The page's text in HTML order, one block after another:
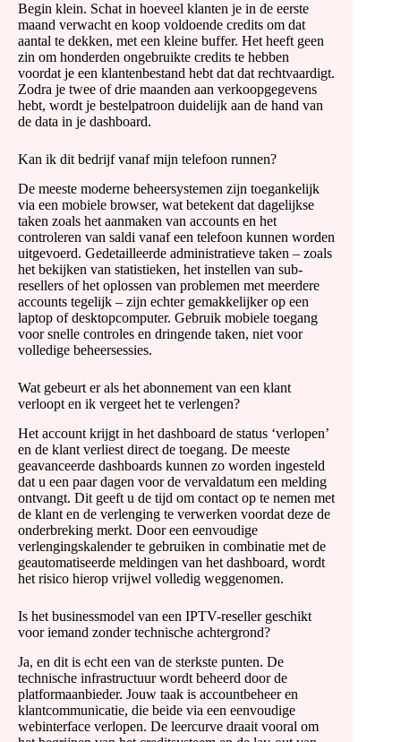
Begin klein. Schat in hoeveel klanten je in de eerste
maand verwacht en koop voldoende credits om dat
aantal te dekken, met een kleine buffer. Het heeft geen
zin om honderden ongebruikte credits te hebben
voordat je een klantenbestand hebt dat dat rechtvaardigt.
Zodra je twee of drie maanden aan verkoopgegevens
hebt, wordt je bestelpatroon duidelijk aan de hand van
de data in je dashboard.
Kan ik dit bedrijf vanaf mijn telefoon runnen?
De meeste moderne beheersystemen zijn toegankelijk
via een mobiele browser, wat betekent dat dagelijkse
taken zoals het aanmaken van accounts en het
controleren van saldi vanaf een telefoon kunnen worden
uitgevoerd. Gedetailleerde administratieve taken – zoals
het bekijken van statistieken, het instellen van sub-
resellers of het oplossen van problemen met meerdere
accounts tegelijk – zijn echter gemakkelijker op een
laptop of desktopcomputer. Gebruik mobiele toegang
voor snelle controles en dringende taken, niet voor
volledige beheersessies.
Wat gebeurt er als het abonnement van een klant
verloopt en ik vergeet het te verlengen?
Het account krijgt in het dashboard de status ‘verlopen’
en de klant verliest direct de toegang. De meeste
geavanceerde dashboards kunnen zo worden ingesteld
dat u een paar dagen voor de vervaldatum een ​​melding
ontvangt. Dit geeft u de tijd om contact op te nemen met
de klant en de verlenging te verwerken voordat deze de
onderbreking merkt. Door een eenvoudige
verlengingskalender te gebruiken in combinatie met de
geautomatiseerde meldingen van het dashboard, wordt
het risico hierop vrijwel volledig weggenomen.
Is het businessmodel van een IPTV-reseller geschikt
voor iemand zonder technische achtergrond?
Ja, en dit is echt een van de sterkste punten. De
technische infrastructuur wordt beheerd door de
platformaanbieder. Jouw taak is accountbeheer en
klantcommunicatie, die beide via een eenvoudige
webinterface verlopen. De leercurve draait vooral om